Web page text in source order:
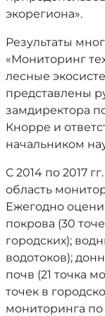
экорегиона».
Результаты
«Мониторинг
лесные
представлены
замдиректора
Кнорре и
начальником
С 2014 по 2017
область
Ежегодно
покрова (30
городских);
водотоков);
почв (21 точка
точек в
мониторинга